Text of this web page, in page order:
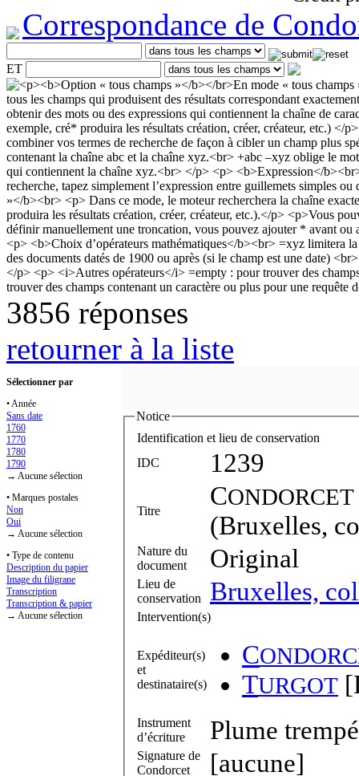
Correspondance de
ET
3856 réponses
retourner à la liste
Sélectionner par
• Année
Sans date
1760
1770
1780
1790
→ Aucune sélection
• Marques postales
Non
Oui
→ Aucune sélection
• Type de contenu
Description du papier
Image du filigrane
Transcription
Transcription & papier
→ Aucune sélection
Notice
Identification et lieu de conservation
IDC
1239
Titre
CONDORCET
(Bruxelles,
Nature du
document
Original
Lieu de
conservation
Bruxelles,
Intervention(s)
Expéditeur(s)
et
destinataire(s)
C
TURGOT
Instrument
d’écriture
Plume
Signature de
Condorcet
[aucune]